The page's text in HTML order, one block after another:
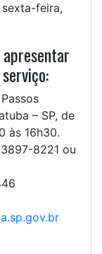
feira,
– SP, de
às 16h30.
8221 ou